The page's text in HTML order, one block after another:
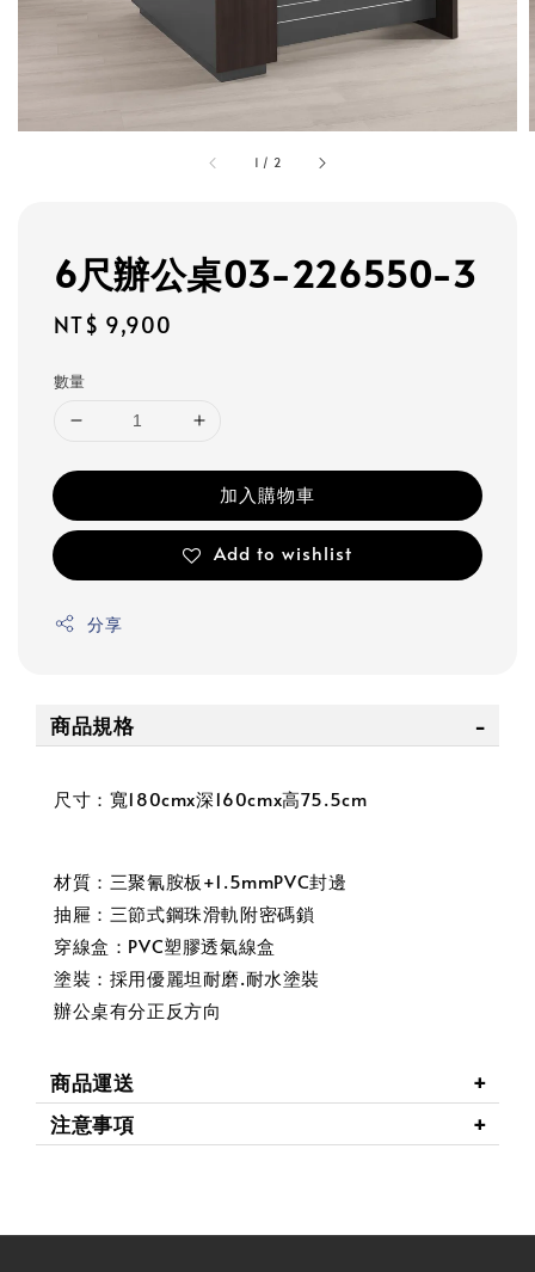
1 / 2
6尺辦公桌03-226550-3
Regular
NT$ 9,900
數量
加入購物車
Add to wishlist
分享
商品規格
尺寸：寬180cmx深160cmx高75.5cm
材質：三聚氰胺板+1.5mmPVC封邊
抽屜：三節式鋼珠滑軌附密碼鎖
穿線盒：PVC塑膠透氣線盒
塗裝：採用優麗坦耐磨.耐水塗裝
辦公桌有分正反方向
商品運送
注意事項